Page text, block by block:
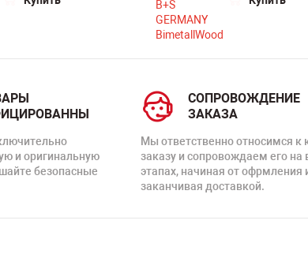
и оригинальную
безопасные
СОПРОВОЖДЕНИЕ
ЗАКАЗА
Мы ответственно относимся
заказу и сопровождаем его на
этапах, начиная от офрмления
заканчивая доставкой.